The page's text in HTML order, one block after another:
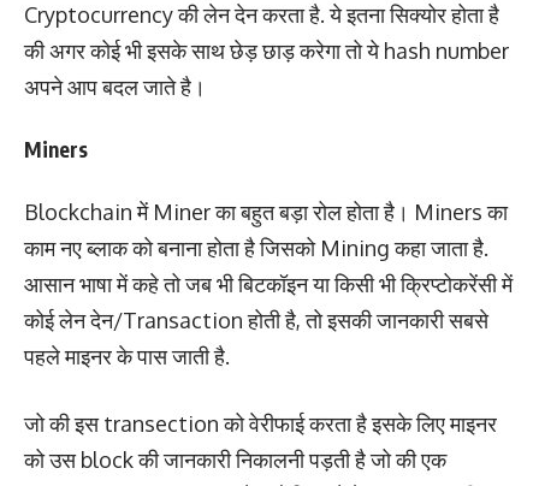
Cryptocurrency की लेन देन करता है. ये इतना सिक्योर होता है
की अगर कोई भी इसके साथ छेड़ छाड़ करेगा तो ये hash number
अपने आप बदल जाते है।
Miners
Blockchain में Miner का बहुत बड़ा रोल होता है। Miners का
काम नए ब्लाक को बनाना होता है जिसको Mining कहा जाता है.
आसान भाषा में कहे तो जब भी बिटकॉइन या किसी भी क्रिप्टोकरेंसी में
कोई लेन देन/Transaction होती है, तो इसकी जानकारी सबसे
पहले माइनर के पास जाती है.
जो की इस transection को वेरीफाई करता है इसके लिए माइनर
को उस block की जानकारी निकालनी पड़ती है जो की एक